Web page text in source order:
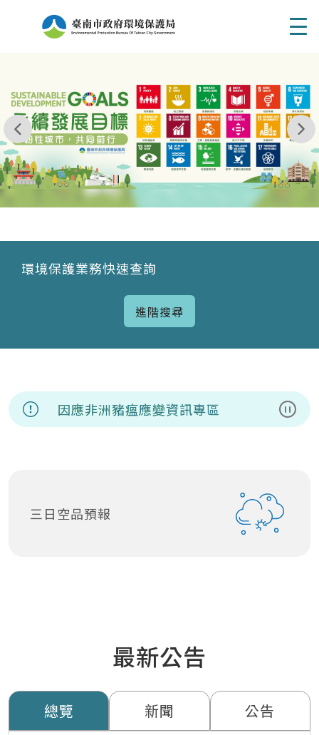
環境保護業務快速查詢
進階搜尋
暫停
因應非洲豬瘟應變資訊專區
三日空品預報
最新公告
總覽 新聞 公告